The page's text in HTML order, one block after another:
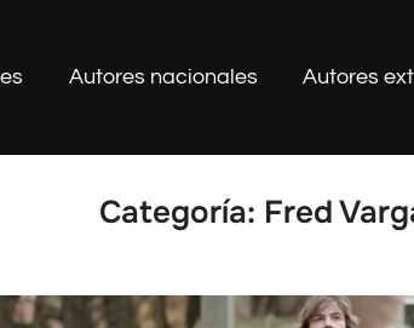
Autores nacionales Autores
Categoría: Fred